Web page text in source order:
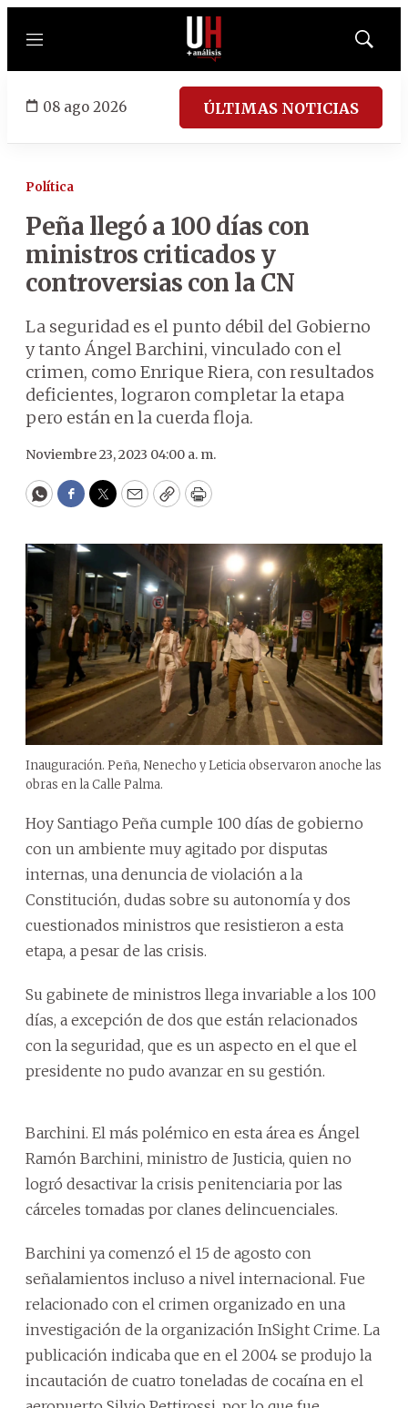
Menú
Mostrar
08 ago 2026 ÚLTIMAS NOTICIAS
Política
Peña llegó a 100 días con
ministros criticados y
controversias con la CN
La seguridad es el punto débil del Gobierno
y tanto Ángel Barchini, vinculado con el
crimen, como Enrique Riera, con resultados
deficientes, lograron completar la etapa
pero están en la cuerda floja.
Noviembre 23, 2023 04:00 a. m.
WhatsApp
Facebook
Twitter
EmailCopyPrint
Inauguración. Peña, Nenecho y Leticia observaron anoche las
obras en la Calle Palma.
Hoy Santiago Peña cumple 100 días de gobierno
con un ambiente muy agitado por disputas
internas, una denuncia de violación a la
Constitución, dudas sobre su autonomía y dos
cuestionados ministros que resistieron a esta
etapa, a pesar de las crisis.
Su gabinete de ministros llega invariable a los 100
días, a excepción de dos que están relacionados
con la seguridad, que es un aspecto en el que el
presidente no pudo avanzar en su gestión.
Barchini. El más polémico en esta área es Ángel
Ramón Barchini, ministro de Justicia, quien no
logró desactivar la crisis penitenciaria por las
cárceles tomadas por clanes delincuenciales.
Barchini ya comenzó el 15 de agosto con
señalamientos incluso a nivel internacional. Fue
relacionado con el crimen organizado en una
investigación de la organización InSight Crime. La
publicación indicaba que en el 2004 se produjo la
incautación de cuatro toneladas de cocaína en el